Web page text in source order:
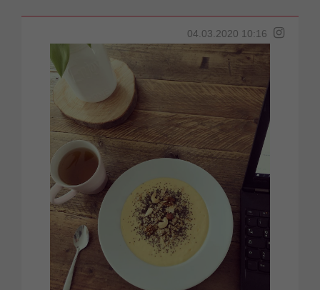
04.03.2020 10:16